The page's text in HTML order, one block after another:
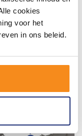
cookies
voor het
in ons beleid.